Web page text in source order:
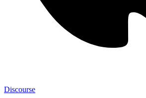
Discourse